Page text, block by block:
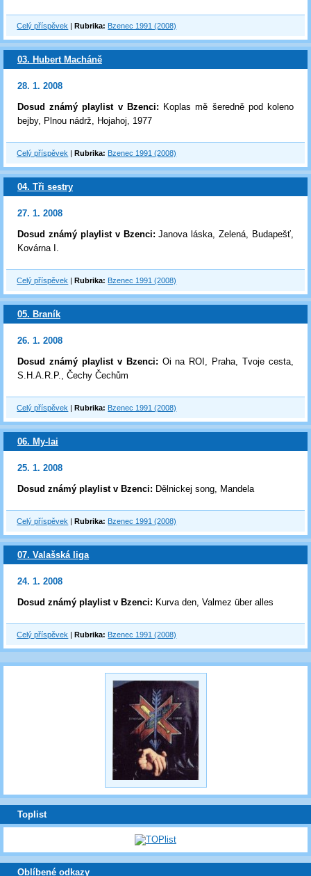
Celý příspěvek |Rubrika: Bzenec 1991 (2008)
03. Hubert Macháně
28. 1. 2008
Dosud známý playlist v Bzenci: Koplas mě šeredně pod koleno
bejby, Plnou nádrž, Hojahoj, 1977
Celý příspěvek |Rubrika: Bzenec 1991 (2008)
04. Tři sestry
27. 1. 2008
Dosud známý playlist v Bzenci: Janova láska, Zelená, Budapešť,
Kovárna I.
Celý příspěvek |Rubrika: Bzenec 1991 (2008)
05. Braník
26. 1. 2008
Dosud známý playlist v Bzenci: Oi na ROI, Praha, Tvoje cesta,
S.H.A.R.P., Čechy Čechům
Celý příspěvek |Rubrika: Bzenec 1991 (2008)
06. My-lai
25. 1. 2008
Dosud známý playlist v Bzenci: Dělnickej song, Mandela
Celý příspěvek |Rubrika: Bzenec 1991 (2008)
07. Valašská liga
24. 1. 2008
Dosud známý playlist v Bzenci: Kurva den, Valmez über alles
Celý příspěvek |Rubrika: Bzenec 1991 (2008)
Toplist
Oblíbené odkazy